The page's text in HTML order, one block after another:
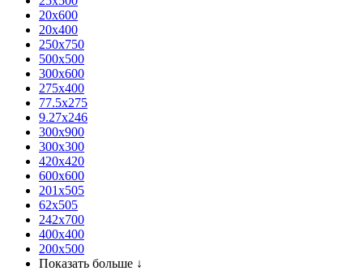
20х600
20х400
250x750
500x500
300x600
275x400
77.5х275
9.27x246
300x900
300x300
420х420
600х600
201х505
62х505
242х700
400х400
200х500
Показать больше ↓